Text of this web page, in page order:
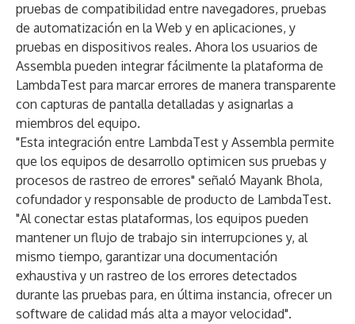
pruebas de compatibilidad entre navegadores, pruebas
de automatización en la Web y en aplicaciones, y
pruebas en dispositivos reales. Ahora los usuarios de
Assembla pueden integrar fácilmente la plataforma de
LambdaTest para marcar errores de manera transparente
con capturas de pantalla detalladas y asignarlas a
miembros del equipo.
"Esta integración entre LambdaTest y Assembla permite
que los equipos de desarrollo optimicen sus pruebas y
procesos de rastreo de errores" señaló Mayank Bhola,
cofundador y responsable de producto de LambdaTest.
"Al conectar estas plataformas, los equipos pueden
mantener un flujo de trabajo sin interrupciones y, al
mismo tiempo, garantizar una documentación
exhaustiva y un rastreo de los errores detectados
durante las pruebas para, en última instancia, ofrecer un
software de calidad más alta a mayor velocidad".